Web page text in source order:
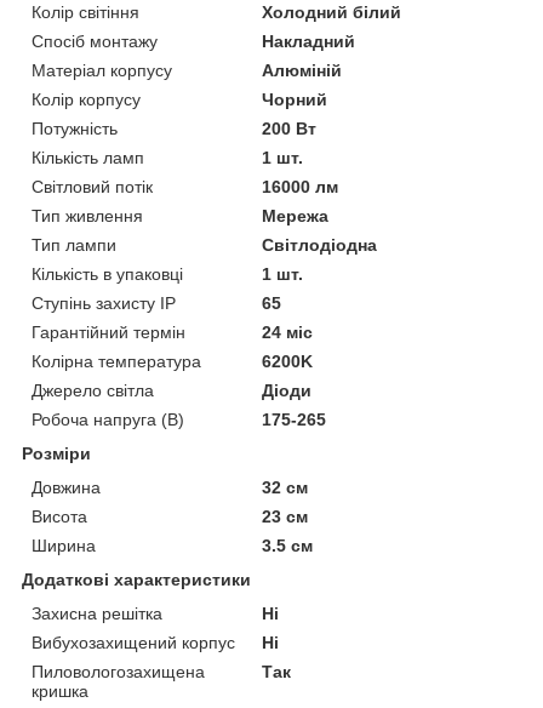
Колір світіння
Холодний білий
Спосіб монтажу
Накладний
Матеріал корпусу
Алюміній
Колір корпусу
Чорний
Потужність
200 Вт
Кількість ламп
1 шт.
Світловий потік
16000 лм
Тип живлення
Мережа
Тип лампи
Світлодіодна
Кількість в упаковці
1 шт.
Ступінь захисту IP
65
Гарантійний термін
24 міс
Колірна температура
6200K
Джерело світла
Діоди
Робоча напруга (В)
175-265
Розміри
Довжина
32 см
Висота
23 см
Ширина
3.5 см
Додаткові характеристики
Захисна решітка
Ні
Вибухозахищений корпус
Ні
Пиловологозахищена
кришка
Так